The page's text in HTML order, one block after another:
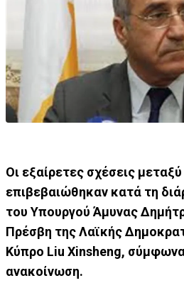
Οι εξαίρετες σχέσεις
επιβεβαιώθηκαν κατά τη
του Υπουργού Άμυνας
Πρέσβη της Λαϊκής
Κύπρο Liu Xinsheng,
ανακοίνωση.